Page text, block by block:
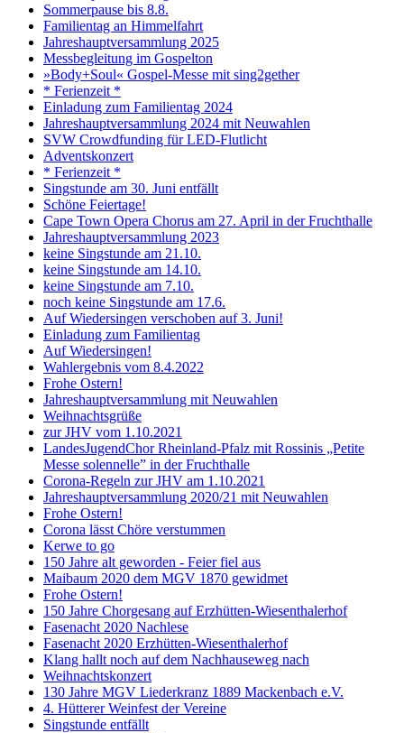
Sommerpause bis 8.8.
Familientag an Himmelfahrt
Jahreshauptversammlung 2025
Messbegleitung im Gospelton
»Body+Soul« Gospel-Messe mit sing2gether
* Ferienzeit *
Einladung zum Familientag 2024
Jahreshauptversammlung 2024 mit Neuwahlen
SVW Crowdfunding für LED-Flutlicht
Adventskonzert
* Ferienzeit *
Singstunde am 30. Juni entfällt
Schöne Feiertage!
Cape Town Opera Chorus am 27. April in der Fruchthalle
Jahreshauptversammlung 2023
keine Singstunde am 21.10.
keine Singstunde am 14.10.
keine Singstunde am 7.10.
noch keine Singstunde am 17.6.
Auf Wiedersingen verschoben auf 3. Juni!
Einladung zum Familientag
Auf Wiedersingen!
Wahlergebnis vom 8.4.2022
Frohe Ostern!
Jahreshauptversammlung mit Neuwahlen
Weihnachtsgrüße
zur JHV vom 1.10.2021
LandesJugendChor Rheinland-Pfalz mit Rossinis „Petite
Messe solennelle” in der Frucht­halle
Corona-Regeln zur JHV am 1.10.2021
Jahreshauptversammlung 2020/21 mit Neuwahlen
Frohe Ostern!
Corona lässt Chöre verstummen
Kerwe to go
150 Jahre alt geworden - Feier fiel aus
Maibaum 2020 dem MGV 1870 gewidmet
Frohe Ostern!
150 Jahre Chorgesang auf Erzhütten-Wiesenthalerhof
Fasenacht 2020 Nachlese
Fasenacht 2020 Erzhütten-Wiesenthalerhof
Klang hallt noch auf dem Nachhauseweg nach
Weihnachtskonzert
130 Jahre MGV Liederkranz 1889 Mackenbach e.V.
4. Hütterer Weinfest der Vereine
Singstunde entfällt